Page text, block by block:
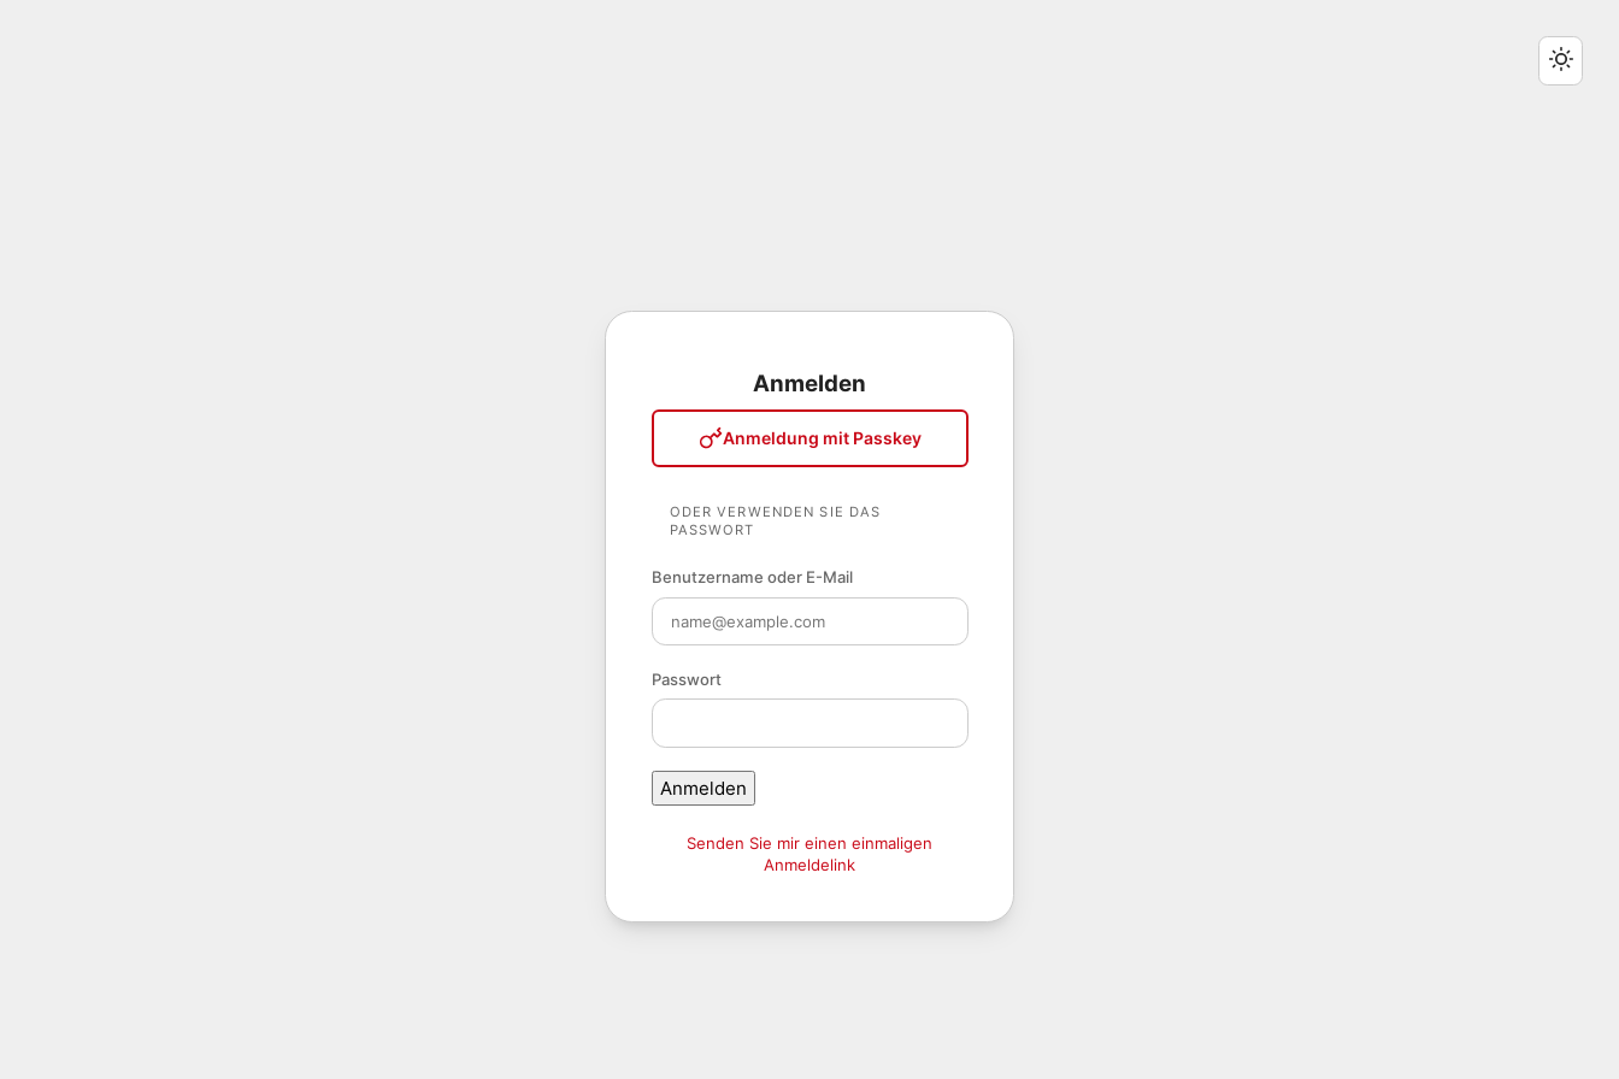
Anmelden
Anmeldung mit Passkey
ODER VERWENDEN SIE DAS
PASSWORT
Benutzername oder E-Mail
Passwort
Anmelden
Senden Sie mir einen einmaligen
Anmeldelink